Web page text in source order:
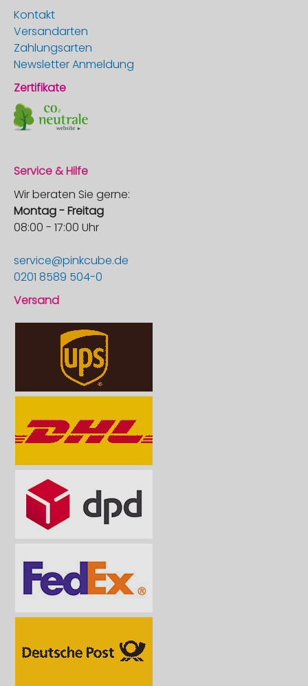
Kontakt
Versandarten
Zahlungsarten
Newsletter Anmeldung
Zertifikate
Service & Hilfe
Wir beraten Sie gerne:
Montag - Freitag
08:00 - 17:00 Uhr
service@pinkcube.de
0201 8589 504-0
Versand